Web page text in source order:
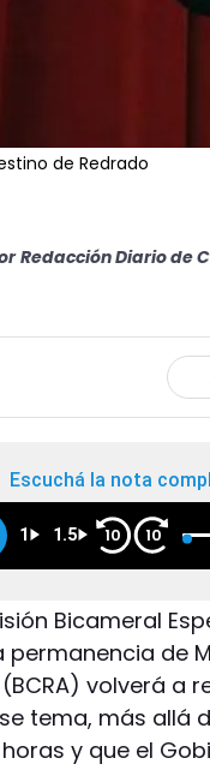
de Redrado
Redacción Diario de
Escuchá la nota
1 1.5 10 10
Bicameral
permanencia de
volverá a
tema, más allá
y que el